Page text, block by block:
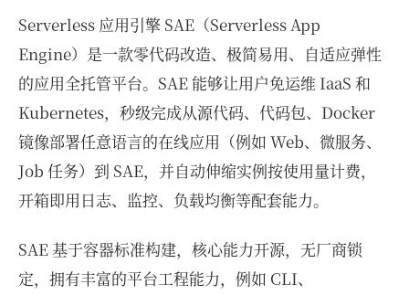
Serverless 应用引擎 SAE（Serverless App
Engine）是一款零代码改造、极简易用、自适应弹性
的应用全托管平台。SAE 能够让用户免运维 IaaS 和
Kubernetes，秒级完成从源代码、代码包、Docker
镜像部署任意语言的在线应用（例如 Web、微服务、
Job 任务）到 SAE，并自动伸缩实例按使用量计费，
开箱即用日志、监控、负载均衡等配套能力。
SAE 基于容器标准构建，核心能力开源，无厂商锁
定，拥有丰富的平台工程能力，例如 CLI、